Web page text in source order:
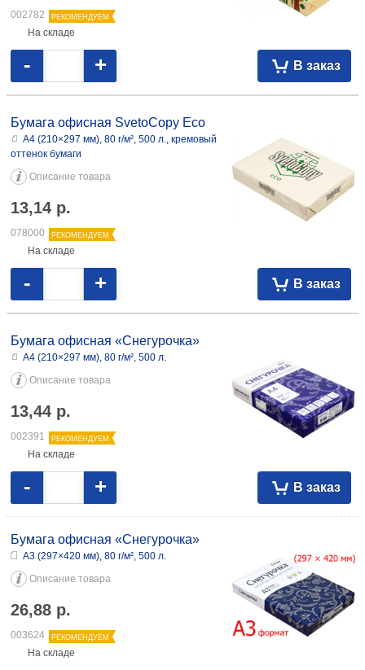
002782 РЕКОМЕНДУЕМ
На складе
В заказ
- +
Бумага офисная SvetoCopy Eco
А4 (210×297 мм), 80 г/м², 500 л., кремовый
оттенок бумаги
Описание товара
13,14 р.
078000 РЕКОМЕНДУЕМ
На складе
В заказ
- +
Бумага офисная «Снегурочка»
А4 (210×297 мм), 80 г/м², 500 л.
Описание товара
13,44 р.
002391 РЕКОМЕНДУЕМ
На складе
В заказ
- +
Бумага офисная «Снегурочка»
А3 (297×420 мм), 80 г/м², 500 л.
Описание товара
26,88 р.
003624 РЕКОМЕНДУЕМ
На складе